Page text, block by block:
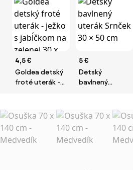
4,5 €
Goldea detský
froté uterák -
zelenej 30 x 50
5 €
Detský
bavlnený